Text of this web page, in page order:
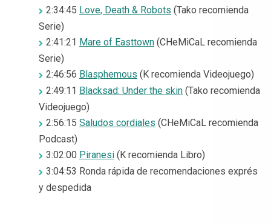
2:34:45 Love, Death & Robots (Tako recomienda
Serie)
2:41:21 Mare of Easttown (CHeMiCaL recomienda
Serie)
2:46:56 Blasphemous (K recomienda Videojuego)
2:49:11 Blacksad: Under the skin (Tako recomienda
Videojuego)
2:56:15 Saludos cordiales (CHeMiCaL recomienda
Podcast)
3:02:00 Piranesi (K recomienda Libro)
3:04:53 Ronda rápida de recomendaciones exprés
y despedida